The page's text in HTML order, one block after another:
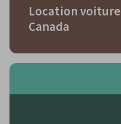
Location voiture
Canada